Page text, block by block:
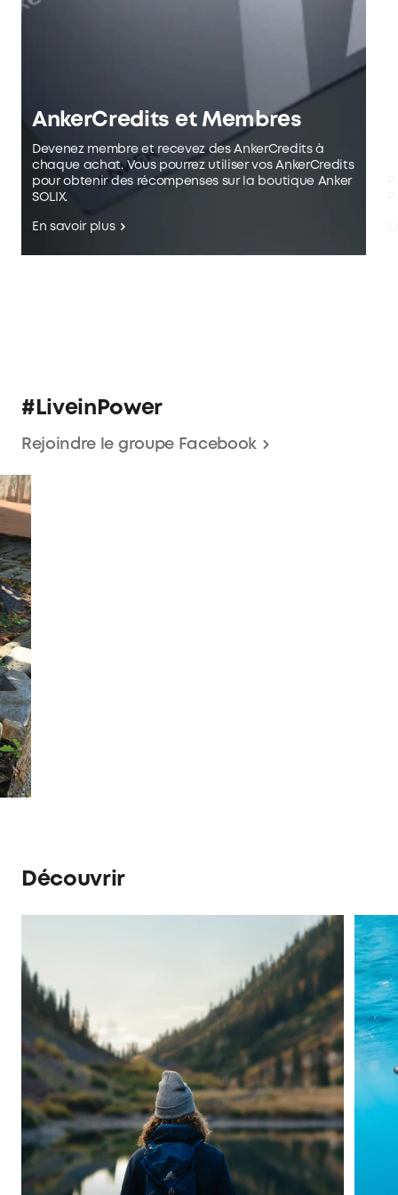
AnkerCredits et Membres
Devenez membre et recevez des AnkerCredits à
chaque achat. Vous pourrez utiliser vos AnkerCredits
pour obtenir des récompenses sur la boutique Anker
SOLIX.
En savoir plus
#LiveinPower
Rejoindre le groupe Facebook
Découvrir